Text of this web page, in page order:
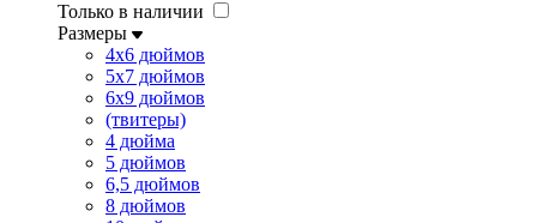
Только в наличии
Размеры
4x6 дюймов
5x7 дюймов
6x9 дюймов
(твитеры)
4 дюйма
5 дюймов
6,5 дюймов
8 дюймов